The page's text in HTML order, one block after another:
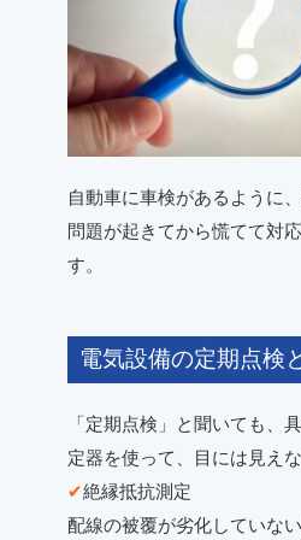
自動車に車検があるように
問題が起きてから慌てて対
す。
電気設備の定期点検
「定期点検」と聞いても
定器を使って、目には見え
✔絶縁抵抗測定
配線の被覆が劣化していな